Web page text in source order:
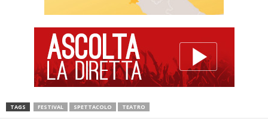
TAGS FESTIVAL SPETTACOLO TEATRO